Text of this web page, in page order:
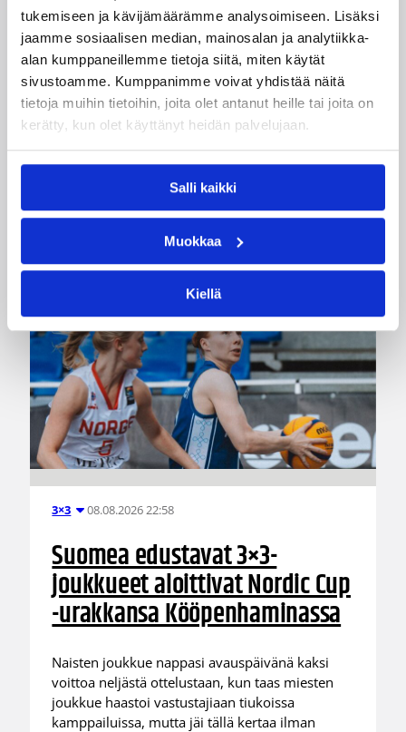
tukemiseen ja kävijämäärämme analysoimiseen. Lisäksi
jaamme sosiaalisen median, mainosalan ja analytiikka-
alan kumppaneillemme tietoja siitä, miten käytät
sivustoamme. Kumppanimme voivat yhdistää näitä
tietoja muihin tietoihin, joita olet antanut heille tai joita on
kerätty, kun olet käyttänyt heidän palvelujaan.
Salli kaikki
Muokkaa
Kiellä
Travis Nelson Tuukka Kotti
Kategoriat
Korisliiga Pääjuttu Sarjat
3×3 08.08.2026 22:58
Suomea edustavat 3×3-
joukkueet aloittivat Nordic Cup
-urakkansa Kööpenhaminassa
Naisten joukkue nappasi avauspäivänä kaksi
voittoa neljästä ottelustaan, kun taas miesten
joukkue haastoi vastustajiaan tiukoissa
kamppailuissa, mutta jäi tällä kertaa ilman